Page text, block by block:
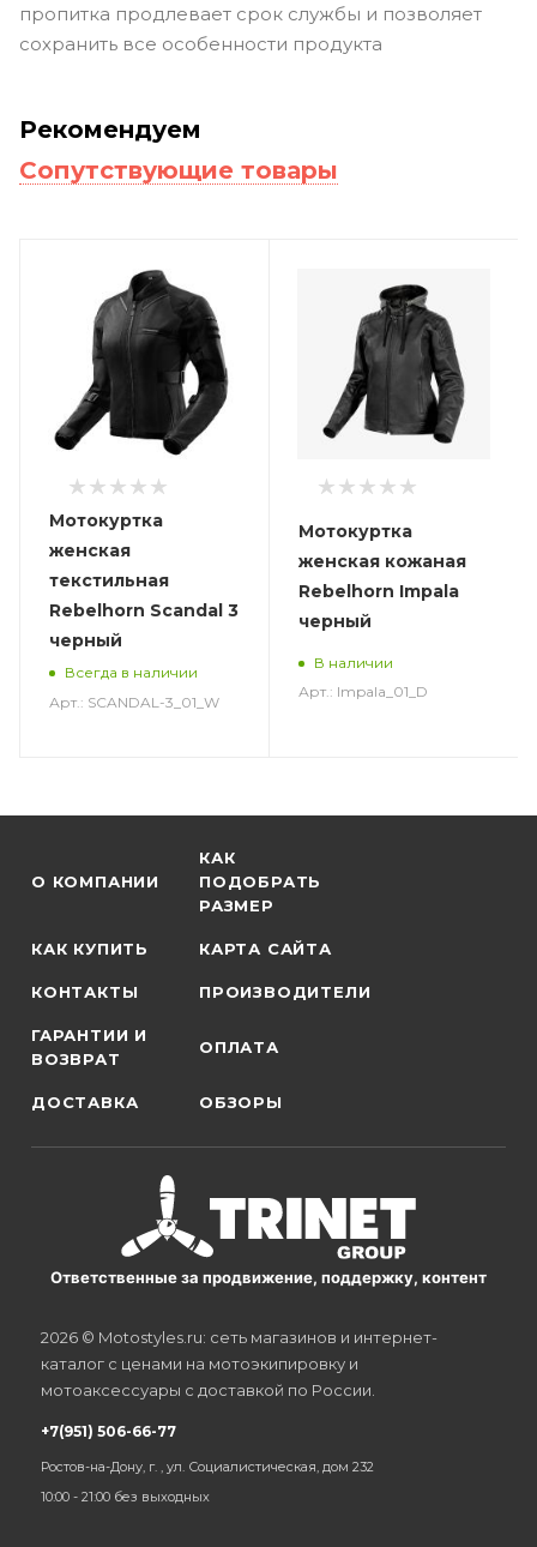
пропитка продлевает срок службы и позволяет
сохранить все особенности продукта
Рекомендуем
Сопутствующие товары
Мотокуртка
женская
текстильная
Rebelhorn Scandal 3
черный
Всегда в наличии
Арт.: SCANDAL-3_01_W
Мотокуртка
женская кожаная
Rebelhorn Impala
черный
В наличии
Арт.: Impala_01_D
О КОМПАНИИ
КАК
ПОДОБРАТЬ
РАЗМЕР
КАК КУПИТЬ КАРТА САЙТА
КОНТАКТЫ ПРОИЗВОДИТЕЛИ
ГАРАНТИИ И
ВОЗВРАТ
ОПЛАТА
ДОСТАВКА ОБЗОРЫ
Ответственные за продвижение, поддержку, контент
2026 © Motostyles.ru: сеть магазинов и интернет-
каталог с ценами на мотоэкипировку и
мотоаксессуары с доставкой по России.
+7(951) 506-66-77
Ростов-на-Дону, г. , ул. Социалистическая, дом 232
10:00 - 21:00 без выходных